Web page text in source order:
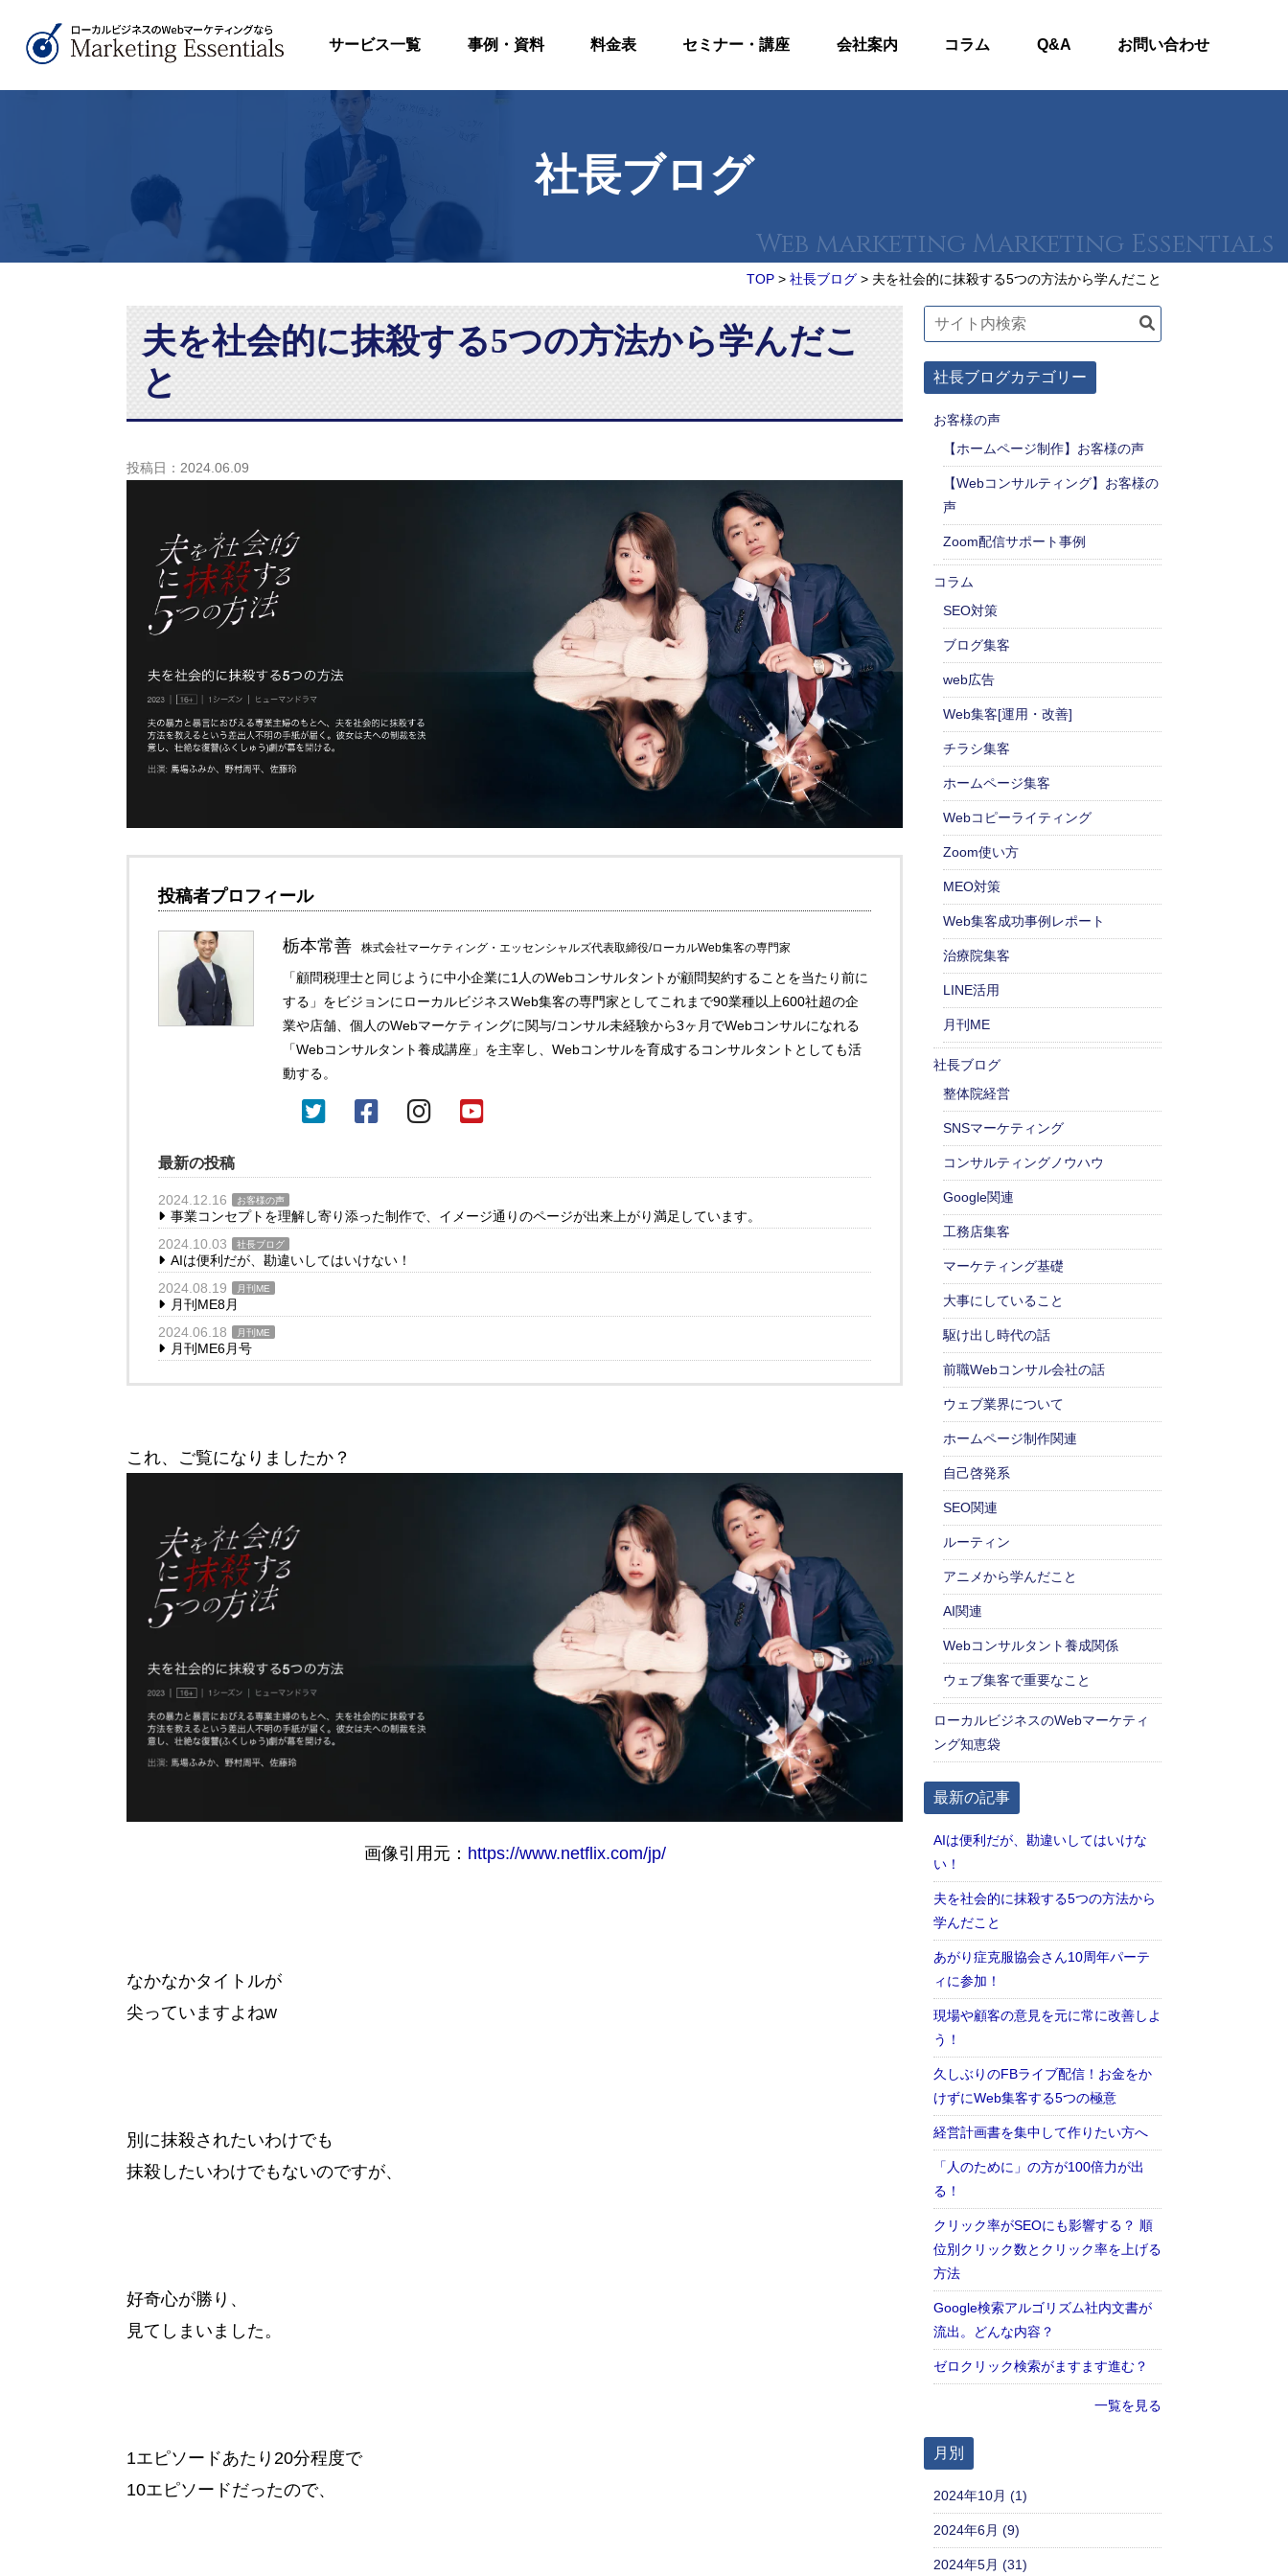
サービス一覧 事例・資料 料金表 セミナー・講座 会社案内 コラム Q&A お問い合わせ
社長ブログ
TOP > 社長ブログ > 夫を社会的に抹殺する5つの方法から学んだこと
夫を社会的に抹殺する5つの方法から学んだこ
と
投稿日：2024.06.09
投稿者プロフィール
栃本常善 株式会社マーケティング・エッセンシャルズ代表取締役/ローカルWeb集客の専門家
「顧問税理士と同じように中小企業に1人のWebコンサルタントが顧問契約することを当たり前に
する」をビジョンにローカルビジネスWeb集客の専門家としてこれまで90業種以上600社超の企
業や店舗、個人のWebマーケティングに関与/コンサル未経験から3ヶ月でWebコンサルになれる
「Webコンサルタント養成講座」を主宰し、Webコンサルを育成するコンサルタントとしても活
動する。
最新の投稿
2024.12.16 お客様の声
事業コンセプトを理解し寄り添った制作で、イメージ通りのページが出来上がり満足しています。
2024.10.03
社長ブログ
AIは便利だが、勘違いしてはいけない！
2024.08.19
月刊ME
月刊ME8月
2024.06.18
月刊ME
月刊ME6月号
これ、ご覧になりましたか？
画像引用元： https://www.netflix.com/jp/
なかなかタイトルが
尖っていますよねw
別に抹殺されたいわけでも
抹殺したいわけでもないのですが、
好奇心が勝り、
見てしまいました。
1エピソードあたり20分程度で
10エピソードだったので、
社長ブログカテゴリー
お客様の声
【ホームページ制作】お客様の声
【Webコンサルティング】お客様の
声
Zoom配信サポート事例
コラム
SEO対策
ブログ集客
web広告
Web集客[運用・改善]
チラシ集客
ホームページ集客
Webコピーライティング
Zoom使い方
MEO対策
Web集客成功事例レポート
治療院集客
LINE活用
月刊ME
社長ブログ
整体院経営
SNSマーケティング
コンサルティングノウハウ
Google関連
工務店集客
マーケティング基礎
大事にしていること
駆け出し時代の話
前職Webコンサル会社の話
ウェブ業界について
ホームページ制作関連
自己啓発系
SEO関連
ルーティン
アニメから学んだこと
AI関連
Webコンサルタント養成関係
ウェブ集客で重要なこと
ローカルビジネスのWebマーケティ
ング知恵袋
最新の記事
AIは便利だが、勘違いしてはいけな
い！
夫を社会的に抹殺する5つの方法から
学んだこと
あがり症克服協会さん10周年パーテ
ィに参加！
現場や顧客の意見を元に常に改善しよ
う！
久しぶりのFBライブ配信！お金をか
けずにWeb集客する5つの極意
経営計画書を集中して作りたい方へ
「人のために」の方が100倍力が出
る！
クリック率がSEOにも影響する？ 順
位別クリック数とクリック率を上げる
方法
Google検索アルゴリズム社内文書が
流出。どんな内容？
ゼロクリック検索がますます進む？
一覧を見る
月別
2024年10月 (1)
2024年6月 (9)
2024年5月 (31)